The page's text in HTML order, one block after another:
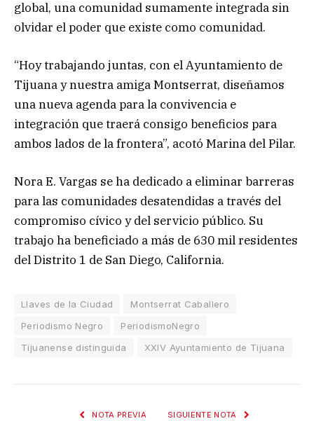
global, una comunidad sumamente integrada sin
olvidar el poder que existe como comunidad.
“Hoy trabajando juntas, con el Ayuntamiento de
Tijuana y nuestra amiga Montserrat, diseñamos
una nueva agenda para la convivencia e
integración que traerá consigo beneficios para
ambos lados de la frontera”, acotó Marina del Pilar.
Nora E. Vargas se ha dedicado a eliminar barreras
para las comunidades desatendidas a través del
compromiso cívico y del servicio público. Su
trabajo ha beneficiado a más de 630 mil residentes
del Distrito 1 de San Diego, California.
Llaves de la Ciudad
Montserrat Caballero
Periodismo Negro
PeriodismoNegro
Tijuanense distinguida
XXIV Ayuntamiento de Tijuana
NOTA PREVIA SIGUIENTE NOTA